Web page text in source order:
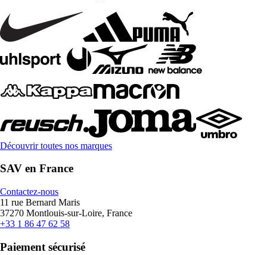
Découvrir toutes nos marques
SAV en France
Contactez-nous
11 rue Bernard Maris
37270 Montlouis-sur-Loire, France
+33 1 86 47 62 58
Paiement sécurisé